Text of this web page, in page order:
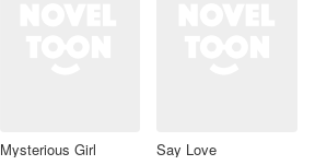
Mysterious Girl Say Love